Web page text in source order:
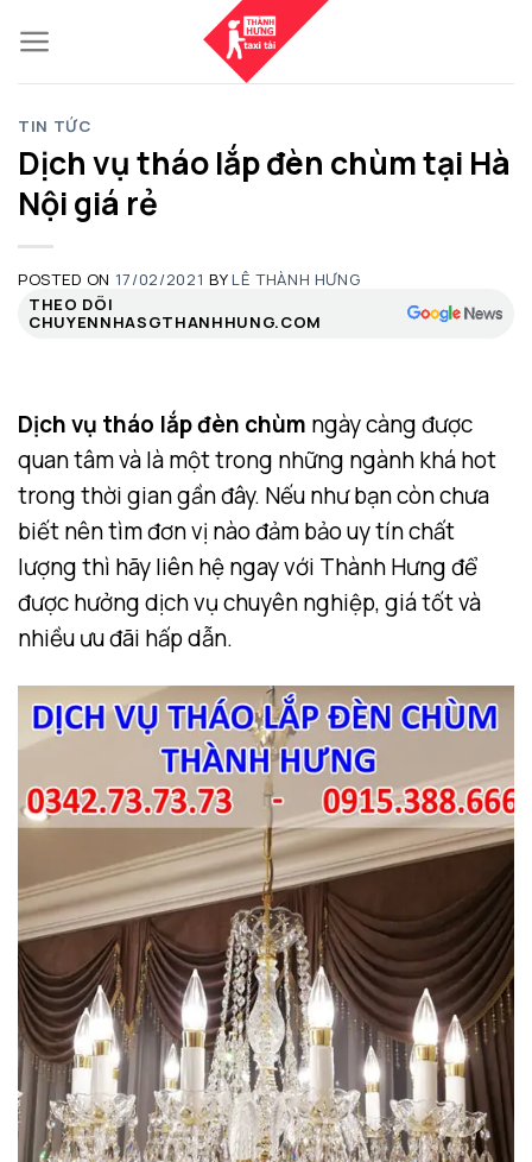
to
content
TIN TỨC
Dịch vụ tháo lắp đèn chùm tại Hà
Nội giá rẻ
POSTED ON 17/02/2021 BY LÊ THÀNH HƯNG
THEO DÕI
CHUYENNHASGTHANHHUNG.COM
Dịch vụ tháo lắp đèn chùm ngày càng được
quan tâm và là một trong những ngành khá hot
trong thời gian gần đây. Nếu như bạn còn chưa
biết nên tìm đơn vị nào đảm bảo uy tín chất
lượng thì hãy liên hệ ngay với Thành Hưng để
được hưởng dịch vụ chuyên nghiệp, giá tốt và
nhiều ưu đãi hấp dẫn.